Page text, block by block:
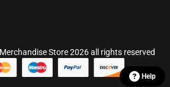
Store 2026 all rights reserved
Help